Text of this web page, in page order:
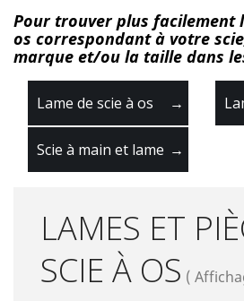
Pour trouver plus facilement
os correspondant à votre
marque et/ou la taille dans
Lame de scie à os →
Scie à main et lame →
LAMES ET
SCIE À OS (